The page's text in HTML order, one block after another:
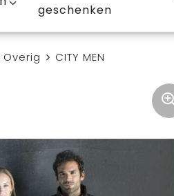
geschenken
Overig CITY MEN